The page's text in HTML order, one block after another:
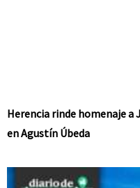
Herencia rinde homenaje a
en Agustín Úbeda